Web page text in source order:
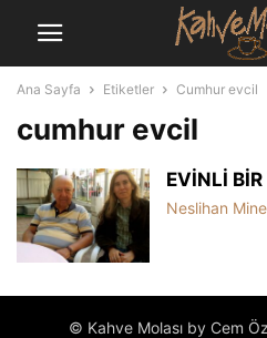
Ana Sayfa Etiketler Cumhur evcil
cumhur evcil
EVİNLİ
Neslihan
© Kahve Molası by Cem